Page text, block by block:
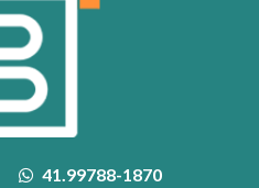
41.99788-1870